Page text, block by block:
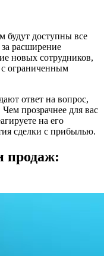
будут доступны все
расширение
новых сотрудников,
с ограниченным
ответ на вопрос,
прозрачнее для вас
на его
сделки с прибылью.
продаж: